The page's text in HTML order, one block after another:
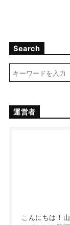
Search
運営者
こんにちは！